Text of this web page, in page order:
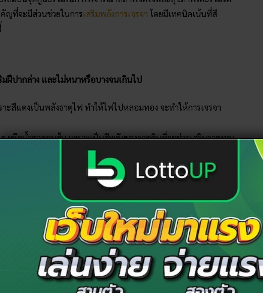
ญที่จะมีส่วนช่วยในการเสริมพลังการเจรจา โดยมีเทคนิคเน้นที่สี
ปากล่าง และไม่หนาหรือบางจนเกินไป
ะสีแดงเป็นพลังธาตุไฟ ทำให้ไฟไปหลอมทอง จะทำให้การเจรจา
หรือน้ำตาลอมส้ม เพราะเป็นสีพลังของธาตุดินที่จะช่วยเสริมธาตุทอง
ฝีปากบนบาง และ ริมฝีปากล่างหนา
าะสีแดงเป็นพลังธาตุไฟ จะไปขัดแย้งกับธาตุน้ำ
ำตาลอ่อน หรือนู้ด ให้เป็นสีธรรมชาติใกล้เคียงกับสีของริมฝีปาก
กมีความแวววาว จะช่วยให้การเจรจาเป็นต่อและโดดเด่น